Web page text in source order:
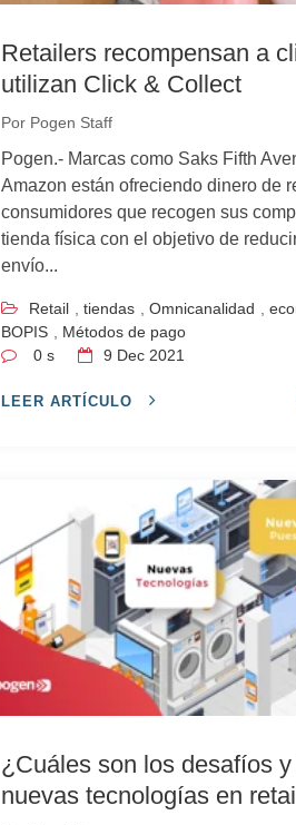
Retailers recompensan a
utilizan Click & Collect
Por Pogen Staff
Pogen.- Marcas como Saks Fifth
Amazon están ofreciendo dinero de
consumidores que recogen sus
tienda física con el objetivo de
envío...
Retail ,tiendas ,Omnicanalidad ,
BOPIS
Métodos de pago
0 s
9 Dec 2021
LEER ARTÍCULO
¿Cuáles son los desafíos
nuevas tecnologías en